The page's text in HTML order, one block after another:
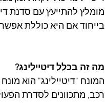
מומלץ להתייעץ עם סדנת
בייחוד אם היא כוללת
מה זה בכלל דיטיילינג?
המונח "דיטיילינג" הוא
רכב, מתכוונים לסדרת